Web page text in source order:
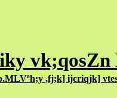
vk;qosZn
,fj;k] ijcriqjk]